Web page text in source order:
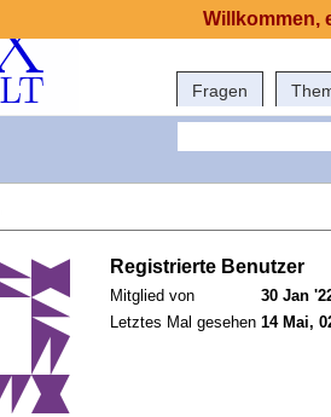
Fragen
Registrierte Benutzer
Mitglied von
30 Jan
Letztes Mal gesehen 14 Mai,
Willkommen,